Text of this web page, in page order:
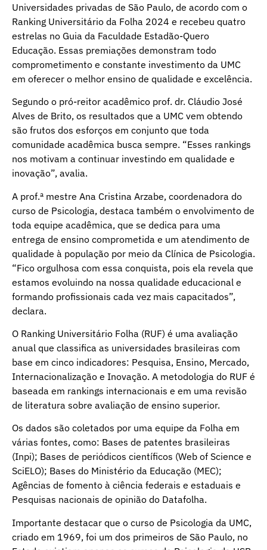
Universidades privadas de São Paulo, de acordo com o
Ranking Universitário da Folha 2024 e recebeu quatro
estrelas no Guia da Faculdade Estadão-Quero
Educação. Essas premiações demonstram todo
comprometimento e constante investimento da UMC
em oferecer o melhor ensino de qualidade e excelência.
Segundo o pró-reitor acadêmico prof. dr. Cláudio José
Alves de Brito, os resultados que a UMC vem obtendo
são frutos dos esforços em conjunto que toda
comunidade acadêmica busca sempre. “Esses rankings
nos motivam a continuar investindo em qualidade e
inovação”, avalia.
A prof.ª mestre Ana Cristina Arzabe, coordenadora do
curso de Psicologia, destaca também o envolvimento de
toda equipe acadêmica, que se dedica para uma
entrega de ensino comprometida e um atendimento de
qualidade à população por meio da Clínica de Psicologia.
“Fico orgulhosa com essa conquista, pois ela revela que
estamos evoluindo na nossa qualidade educacional e
formando profissionais cada vez mais capacitados”,
declara.
O Ranking Universitário Folha (RUF) é uma avaliação
anual que classifica as universidades brasileiras com
base em cinco indicadores: Pesquisa, Ensino, Mercado,
Internacionalização e Inovação. A metodologia do RUF é
baseada em rankings internacionais e em uma revisão
de literatura sobre avaliação de ensino superior.
Os dados são coletados por uma equipe da Folha em
várias fontes, como: Bases de patentes brasileiras
(Inpi); Bases de periódicos científicos (Web of Science e
SciELO); Bases do Ministério da Educação (MEC);
Agências de fomento à ciência federais e estaduais e
Pesquisas nacionais de opinião do Datafolha.
Importante destacar que o curso de Psicologia da UMC,
criado em 1969, foi um dos primeiros de São Paulo, no